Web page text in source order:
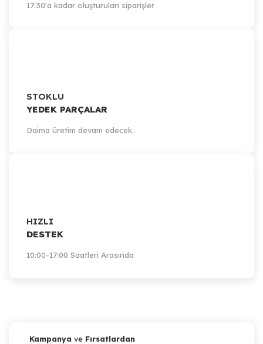
17:30'a kadar oluşturulan siparişler
STOKLU
YEDEK PARÇALAR
Daima üretim devam edecek..
HIZLI
DESTEK
10:00-17:00 Saatleri Arasında
Kampanya ve Fırsatlardan